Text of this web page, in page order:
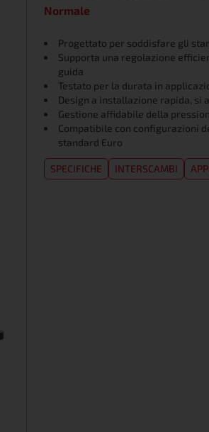
Normale
Progettato per soddisfare gli
Supporta una regolazione
guida
Testato per la durata in
Design a installazione rapida, si
Gestione affidabile della
Compatibile con configurazioni
standard Euro
SPECIFICHE INTERSCAMBI